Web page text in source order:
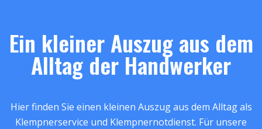
Ein kleiner Auszug aus dem
Alltag der Handwerker
Hier finden Sie einen kleinen Auszug aus dem Alltag als
Klempnerservice und Klempnernotdienst. Für unsere